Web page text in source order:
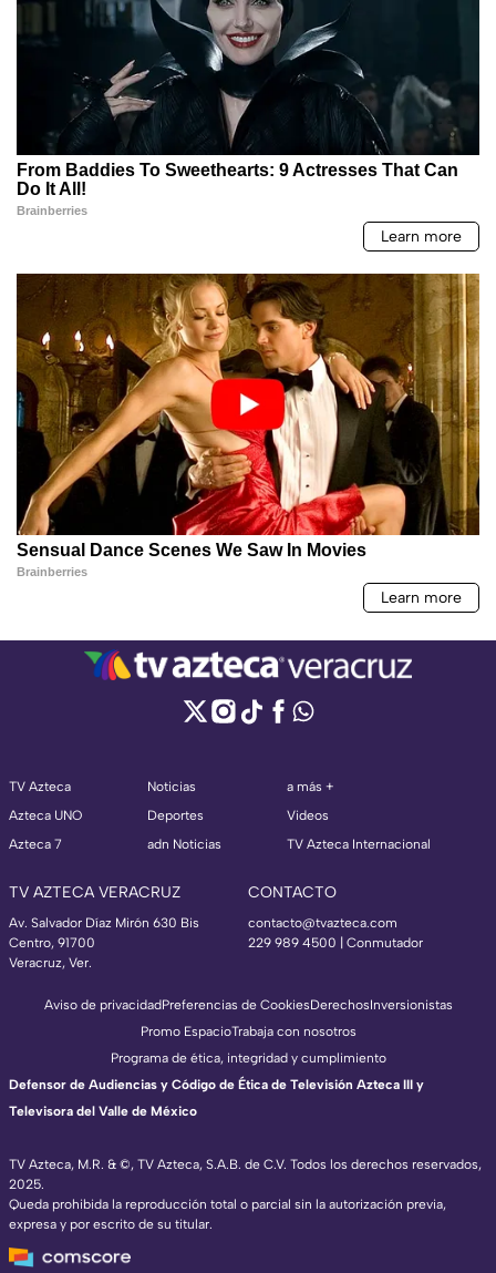
TV Azteca
Azteca UNO
Azteca 7
Noticias
Deportes
adn Noticias
a más +
Videos
TV Azteca Internacional
TV AZTECA VERACRUZ
Av. Salvador Díaz Mirón 630 Bis
Centro, 91700
Veracruz, Ver.
CONTACTO
contacto@tvazteca.com
229 989 4500 | Conmutador
TV Azteca, M.R. & ©, TV Azteca, S.A.B. de C.V. Todos los derechos reservados,
2025.
Queda prohibida la reproducción total o parcial sin la autorización previa,
expresa y por escrito de su titular.
Aviso de privacidadPreferencias de CookiesDerechosInversionistas
Promo EspacioTrabaja con nosotros
Programa de ética, integridad y cumplimiento
Defensor de Audiencias y Código de Ética de Televisión Azteca III y
Televisora del Valle de México